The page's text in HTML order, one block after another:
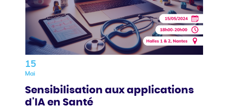
15
Mai
Sensibilisation aux applications
d'IA en Santé